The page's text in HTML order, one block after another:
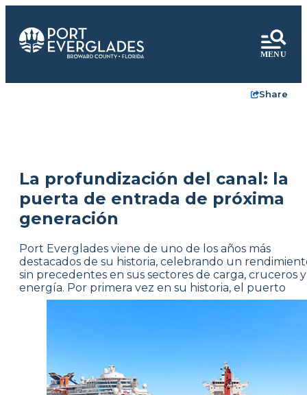
Share
La profundización del canal: la
puerta de entrada de próxima
generación
Port Everglades viene de uno de los años más
destacados de su historia, celebrando un
sin precedentes en sus sectores de carga, cruceros y
energía. Por primera vez en su historia, el puerto